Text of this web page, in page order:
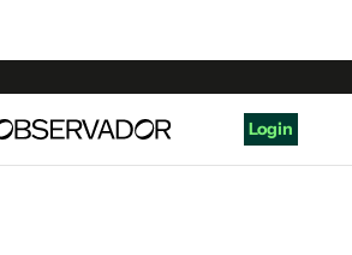
Login